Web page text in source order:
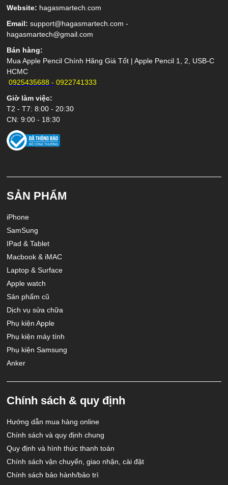
Website: hagasmartech.com
Email: support@hagasmartech.com -
hagasmartech@gmail.com
Bán hàng:
0925435688 - 0922741333
Giờ làm việc:
T2 - T7: 8:00 - 20:30
CN: 9:00 - 18:30
SẢN PHẨM
iPhone
SamSung
IPad & Tablet
Macbook & iMAC
Laptop & Surface
Apple watch
Sản phẩm cũ
Dịch vụ sửa chữa
Phụ kiện Apple
Phụ kiện máy tính
Phụ kiện Samsung
Anker
Chính sách & quy định
Hướng dẫn mua hàng online
Chính sách và quy định chung
Quy định và hình thức thanh toán
Chính sách vận chuyển, giao nhận, cài đặt
Chính sách bảo hành/bảo trì